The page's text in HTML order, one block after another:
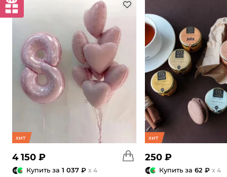
хит
4 150 ₽
Купить за 1 037 ₽ x 4
хит
250 ₽
Купить за 62 ₽ x 4